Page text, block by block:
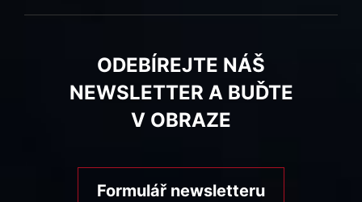
ODEBÍREJTE NÁŠ
NEWSLETTER A BUĎTE
V OBRAZE
Formulář newsletteru